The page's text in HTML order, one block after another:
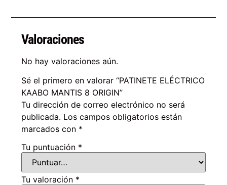
Valoraciones
No hay valoraciones aún.
Sé el primero en valorar “PATINETE ELÉCTRICO
KAABO MANTIS 8 ORIGIN”
Tu dirección de correo electrónico no será
publicada. Los campos obligatorios están
marcados con *
Tu puntuación *
Tu valoración *